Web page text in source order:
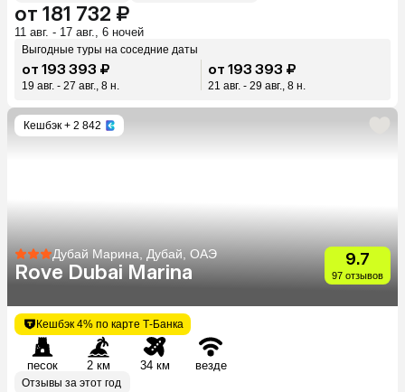
от 181 732 ₽
11 авг. - 17 авг., 6 ночей
Выгодные туры на соседние даты
от 193 393 ₽
19 авг. - 27 авг., 8 н.
от 193 393 ₽
21 авг. - 29 авг., 8 н.
Кешбэк + 2 842
Дубай Марина, Дубай, ОАЭ
Rove Dubai Marina
9.7
97 отзывов
Кешбэк 4% по карте Т-Банка
песок 2 км 34 км везде
Отзывы за этот год